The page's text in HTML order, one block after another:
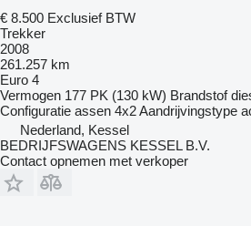
€ 8.500 Exclusief BTW
Trekker
2008
261.257 km
Euro 4
Vermogen 177 PK (130 kW) Brandstof
Configuratie assen 4x2Aandrijvingstype
Nederland, Kessel
BEDRIJFSWAGENS KESSEL B.V.
Contact opnemen met verkoper